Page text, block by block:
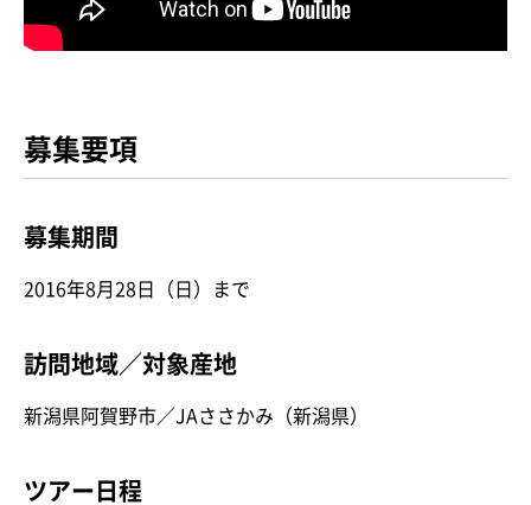
募集要項
募集期間
2016年8月28日（日）まで
訪問地域／対象産地
新潟県阿賀野市／JAささかみ（新潟県）
ツアー日程